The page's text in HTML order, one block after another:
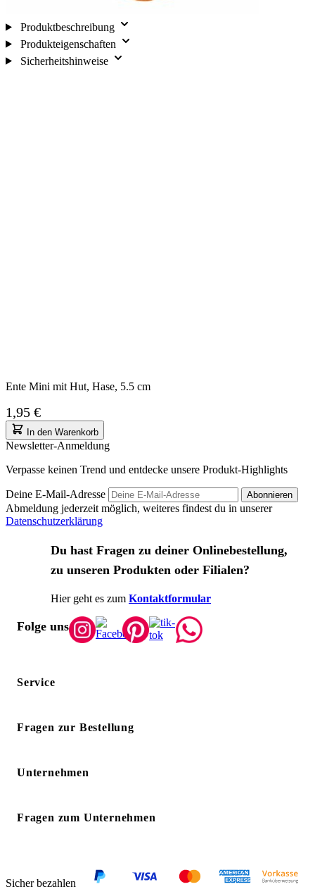
Produktbeschreibung
Produkteigenschaften
Sicherheitshinweise
Ente Mini mit Hut, Hase, 5.5 cm
1,95 €
In den Warenkorb
Newsletter-Anmeldung
Verpasse keinen Trend und entdecke unsere Produkt-Highlights
Deine E-Mail-Adresse Abonnieren
Abmeldung jederzeit möglich, weiteres findest du in unserer
Datenschutzerklärung
Du hast Fragen zu deiner Onlinebestellung,
zu unseren Produkten oder Filialen?
Hier geht es zum Kontaktformular
Folge uns
Service
Fragen zur Bestellung
Unternehmen
Fragen zum Unternehmen
Sicher bezahlen